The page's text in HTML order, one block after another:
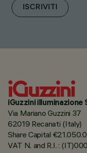
ISCRIVITI
iGuzzini illuminazione
Via Mariano Guzzini 37
62019 Recanati (Italy)
Share Capital
VAT N. and R.I. :